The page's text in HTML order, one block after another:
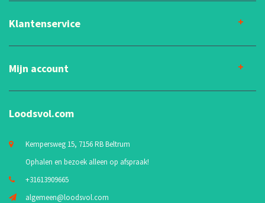
Klantenservice
Mijn account
Loodsvol.com
Kempersweg 15, 7156 RB Beltrum
Ophalen en bezoek alleen op afspraak!
+31613909665
algemeen@loodsvol.com